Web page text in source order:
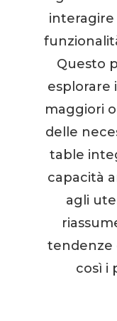
Questo
esplorare
maggiori
delle
table
capacità
agli
tendenze
così i